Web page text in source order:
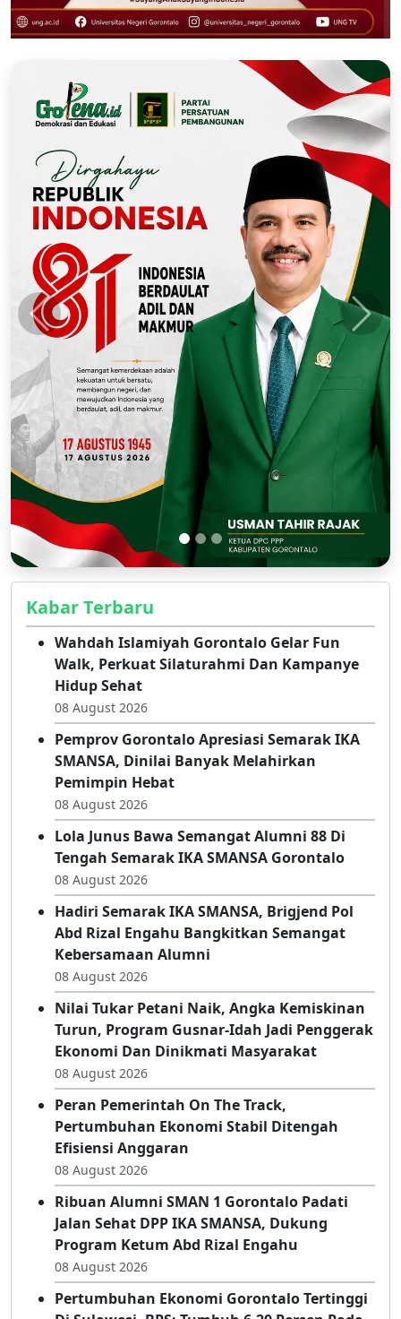
Kabar Terbaru
Wahdah Islamiyah Gorontalo Gelar Fun
Walk, Perkuat Silaturahmi Dan Kampanye
Hidup Sehat
08 August 2026
Pemprov Gorontalo Apresiasi Semarak IKA
SMANSA, Dinilai Banyak Melahirkan
Pemimpin Hebat
08 August 2026
Lola Junus Bawa Semangat Alumni 88 Di
Tengah Semarak IKA SMANSA Gorontalo
08 August 2026
Hadiri Semarak IKA SMANSA, Brigjend Pol
Abd Rizal Engahu Bangkitkan Semangat
Kebersamaan Alumni
08 August 2026
Nilai Tukar Petani Naik, Angka Kemiskinan
Turun, Program Gusnar-Idah Jadi Penggerak
Ekonomi Dan Dinikmati Masyarakat
08 August 2026
Peran Pemerintah On The Track,
Pertumbuhan Ekonomi Stabil Ditengah
Efisiensi Anggaran
08 August 2026
Ribuan Alumni SMAN 1 Gorontalo Padati
Jalan Sehat DPP IKA SMANSA, Dukung
Program Ketum Abd Rizal Engahu